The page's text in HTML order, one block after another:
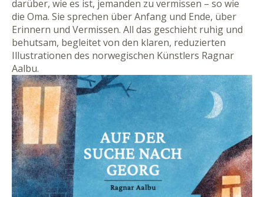
darüber, wie es ist, jemanden zu vermissen – so wie
die Oma. Sie sprechen über Anfang und Ende, über
Erinnern und Vermissen. All das geschieht ruhig und
behutsam, begleitet von den klaren, reduzierten
Illustrationen des norwegischen Künstlers Ragnar
Aalbu.